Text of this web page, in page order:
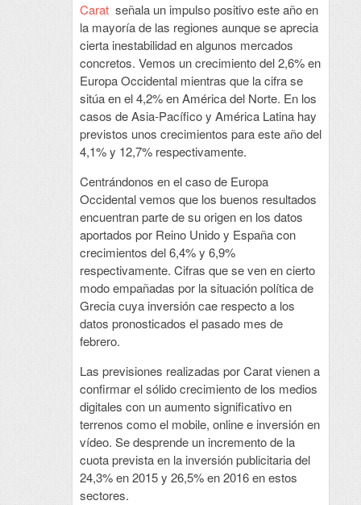
Carat señala un impulso positivo este año en
la mayoría de las regiones aunque se aprecia
cierta inestabilidad en algunos mercados
concretos. Vemos un crecimiento del 2,6% en
Europa Occidental mientras que la cifra se
sitúa en el 4,2% en América del Norte. En los
casos de Asia-Pacífico y América Latina hay
previstos unos crecimientos para este año del
4,1% y 12,7% respectivamente.
Centrándonos en el caso de Europa
Occidental vemos que los buenos resultados
encuentran parte de su origen en los datos
aportados por Reino Unido y España con
crecimientos del 6,4% y 6,9%
respectivamente. Cifras que se ven en cierto
modo empañadas por la situación política de
Grecia cuya inversión cae respecto a los
datos pronosticados el pasado mes de
febrero.
Las previsiones realizadas por Carat vienen a
confirmar el sólido crecimiento de los medios
digitales con un aumento significativo en
terrenos como el mobile, online e inversión en
vídeo. Se desprende un incremento de la
cuota prevista en la inversión publicitaria del
24,3% en 2015 y 26,5% en 2016 en estos
sectores.